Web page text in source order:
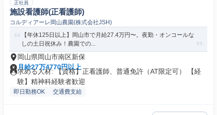
正社員
施設看護師(正看護師)
コルディアーレ岡山農園(株式会社JSH)
【年休125日以上】岡山市で月給27.4万円〜。夜勤・オンコールな
しの土日祝休み！農園での...
岡山県岡山市南区新保
月給27万4770円以上
求める人材: 【資格】正看護師、普通免許（AT限定可） 【経
験】精神科経験者歓迎
即日勤務OK 交通費支給